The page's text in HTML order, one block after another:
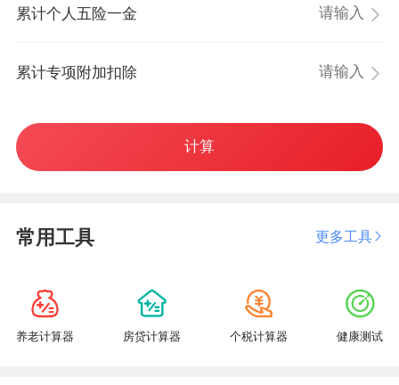
累计个人五险一金
累计专项附加扣除
计算
常用工具 更多工具
养老计算器 房贷计算器 个税计算器 健康测试